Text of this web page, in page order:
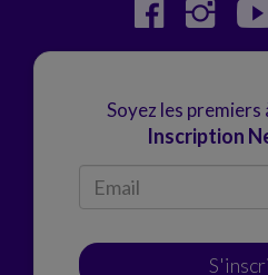
Soyez les
Inscription